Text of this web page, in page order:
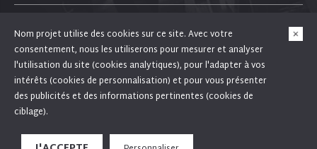
+
FOLGEN SIE UNS
En poursuivant votre navigation sur ce site, vous acceptez l'utilisation de cookies pour
Nom projet utilise des cookies sur ce site. Avec votre
consentement, nous les utiliserons pour mesurer et analyser
l'utilisation du site (cookies analytiques), pour l'adapter à vos
intérêts (cookies de personnalisation) et pour vous présenter
des publicités et des informations pertinentes (cookies de
ciblage).
© PLUM 2026 - Alle Rechte vorbehalten